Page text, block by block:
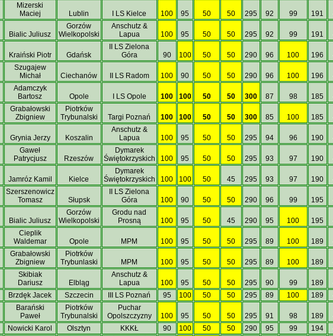
Mizerski
Maciej
Lublin I LS Kielce 100 95 50 50 295 92 99 191
Bialic Juliusz
Gorzów
Wielkopolski
Anschutz &
Lapua
100 95 50 50 295 92 99 191
Kraiński Piotr Gdańsk
II LS Zielona
Góra
90 100 50 50 290 96 100 196
Szugajew
Michał
Ciechanów II LS Radom 100 90 50 50 290 96 100 196
Adamczyk
Bartosz
Opole I LS Opole 100 100 50 50 300 87 98 185
Grabałowski
Zbigniew
Piotrków
Trybunalski
Targi Poznań 100 100 50 50 300 85 100 185
Grynia Jerzy Koszalin
Anschutz &
Lapua
100 95 50 50 295 94 96 190
Gaweł
Patrycjusz
Rzeszów
Dymarek
Świętokrzyskich
100 95 50 50 295 93 97 190
Jamróz Kamil Kielce
Dymarek
Świętokrzyskich
100 100 50 45 295 93 97 190
Szerszenowicz
Tomasz
Słupsk
II LS Zielona
Góra
100 90 50 50 290 96 99 195
Bialic Juliusz
Gorzów
Wielkopolski
Grodu nad
Prosną
100 95 50 45 290 95 100 195
Cieplik
Waldemar
Opole MPM 100 95 50 50 295 89 100 189
Grabałowski
Zbigniew
Piotrków
Trybunlaski
MPM 100 95 50 50 295 89 100 189
Skibiak
Dariusz
Elbląg
Anschutz &
Lapua
100 95 50 50 295 90 99 189
Brzdęk Jacek Szczecin III LS Poznań 95 100 50 50 295 89 100 189
Barański
Paweł
Piotrków
Trybunalski
Puchar
Opolszczyzny
100 95 50 50 295 91 98 189
Nowicki Karol Olsztyn KKKŁ 90 100 50 50 290 95 99 194